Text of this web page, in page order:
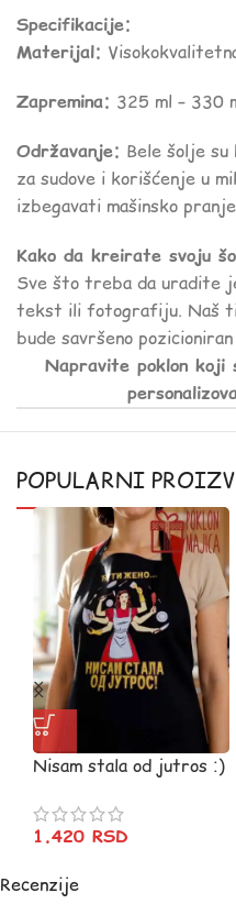
Specifikacije:
Materijal:
Zapremina: 325 ml – 330
Održavanje: Bele šolje su
za sudove i korišćenje u
izbegavati mašinsko
Kako da kreirate svoju
Sve što treba da uradite
tekst ili fotografiju. Naš
bude savršeno
Napravite poklon koji
POPULARNI
Nisam stala od jutros :)
1.420 RSD
Recenzije